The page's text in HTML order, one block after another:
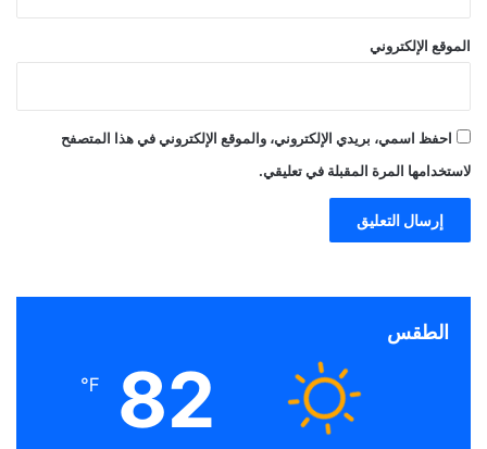
الموقع الإلكتروني
احفظ اسمي، بريدي الإلكتروني، والموقع الإلكتروني في هذا المتصفح
لاستخدامها المرة المقبلة في تعليقي.
الطقس
82
℉